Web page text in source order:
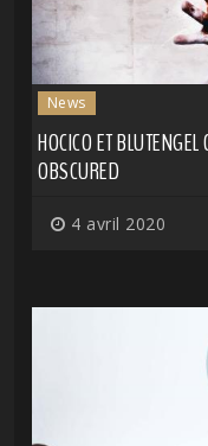
News
HOCICO ET
OBSCURED
4 avril 2020